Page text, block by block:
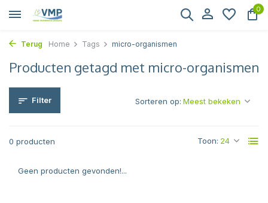
0
Terug Home Tags micro-organismen
Producten getagd met micro-organismen
Filter
0 producten Toon:
Sorteren op:
Geen producten gevonden!...